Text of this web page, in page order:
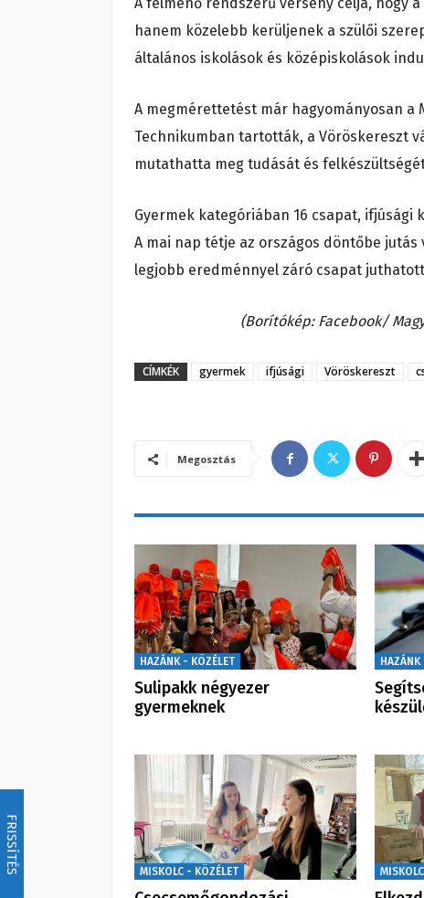
FRISSÍTÉS
hanem közelebb kerüljenek a szülői
általános iskolások és középiskolások
A megmérettetést már hagyományosan a
Technikumban tartották, a Vöröskereszt
mutathatta meg tudását és
Gyermek kategóriában 16 csapat,
A mai nap tétje az országos döntőbe
legjobb eredménnyel záró csapat
(Borítókép: Facebook/
CÍMKÉK gyermek ifjúsági Vöröskereszt
Megosztás
HAZÁNK - KÖZÉLET
Sulipakk négyezer
gyermeknek
MISKOLC - KÖZÉLET